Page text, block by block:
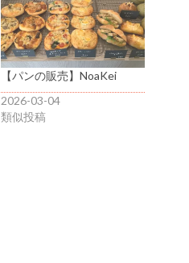
【パンの販売】NoaKei
2026-03-04
類似投稿